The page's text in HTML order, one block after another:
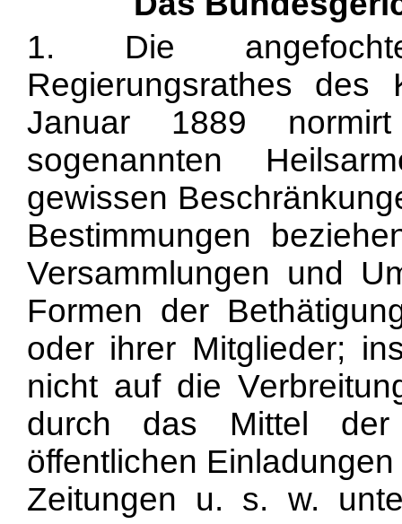
1. Die
Regierungsrathes
Januar 1889
sogenannten
gewissen
Bestimmungen
Versammlungen und
Formen der
oder ihrer Mitglieder;
nicht auf die
durch das Mittel der
öffentlichen
Zeitungen u. s. w.